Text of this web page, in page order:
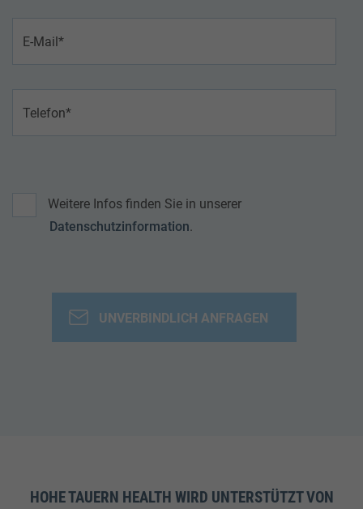
Weitere Infos finden Sie in unserer
Datenschutzinformation.
HOHE TAUERN HEALTH WIRD UNTERSTÜTZT VON